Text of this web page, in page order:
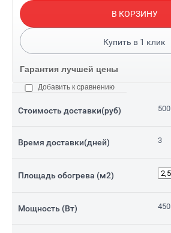
В КОРЗИНУ
Купить в 1 клик
Гарантия лучшей цены
Стоимость доставки(руб) 500
Время доставки(дней) 3
Площадь обогрева (м2)
Мощность (Вт) 450
Добавить к сравнению